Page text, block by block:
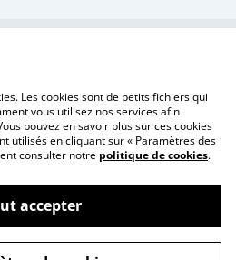
Politique de cookies
Les cookies sont de petits fichiers qui
vous utilisez nos services afin
pouvez en savoir plus sur ces cookies
utilisés en cliquant sur « Paramètres des
consulter notre politique de cookies.
accepter